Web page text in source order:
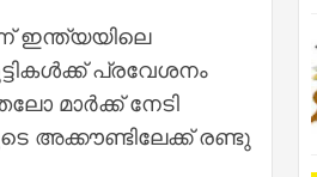
ഇന്ത്യയിലെ
പ്രവേശനം
മാര്‍ക്ക് നേടി
അക്കൗണ്ടിലേക്ക് രണ്ടു